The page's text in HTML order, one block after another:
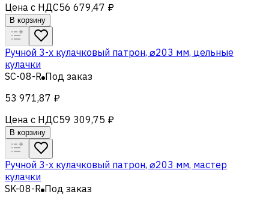
Цена с НДС56 679,47 ₽
В корзину
Ручной 3-x кулачковый патрон, ⌀203 мм, цельные
кулачки
SC-08-R Под заказ
53 971,87 ₽
Цена с НДС59 309,75 ₽
В корзину
Ручной 3-х кулачковый патрон, ⌀203 мм, мастер
кулачки
SK-08-R Под заказ